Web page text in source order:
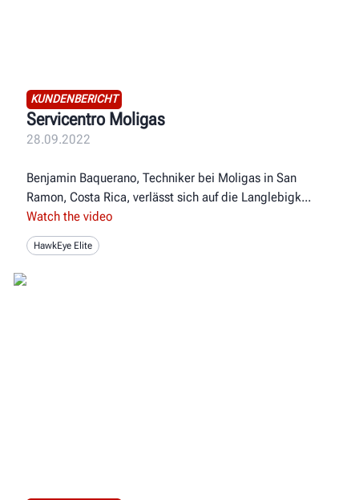
KUNDENBERICHT
Servicentro Moligas
28.09.2022
Benjamin Baquerano, Techniker bei Moligas in San
Ramon, Costa Rica, verlässt sich auf die Langlebigk
Watch the video
HawkEye Elite